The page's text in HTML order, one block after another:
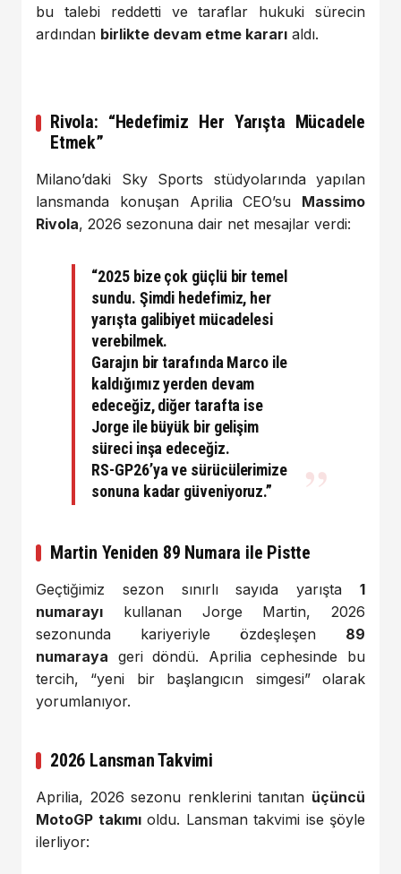
bu talebi reddetti ve taraflar hukuki sürecin
ardından birlikte devam etme kararı aldı.
Rivola: “Hedefimiz Her Yarışta Mücadele
Etmek”
Milano’daki Sky Sports stüdyolarında yapılan
lansmanda konuşan Aprilia CEO’su Massimo
Rivola, 2026 sezonuna dair net mesajlar verdi:
“2025 bize çok güçlü bir temel
sundu. Şimdi hedefimiz, her
yarışta galibiyet mücadelesi
verebilmek.
Garajın bir tarafında Marco ile
kaldığımız yerden devam
edeceğiz, diğer tarafta ise
Jorge ile büyük bir gelişim
süreci inşa edeceğiz.
RS-GP26’ya ve sürücülerimize
sonuna kadar güveniyoruz.”
Martin Yeniden 89 Numara ile Pistte
Geçtiğimiz sezon sınırlı sayıda yarışta 1
numarayı kullanan Jorge Martin, 2026
sezonunda kariyeriyle özdeşleşen 89
numaraya geri döndü. Aprilia cephesinde bu
tercih, “yeni bir başlangıcın simgesi” olarak
yorumlanıyor.
2026 Lansman Takvimi
Aprilia, 2026 sezonu renklerini tanıtan üçüncü
MotoGP takımıoldu. Lansman takvimi ise şöyle
ilerliyor: